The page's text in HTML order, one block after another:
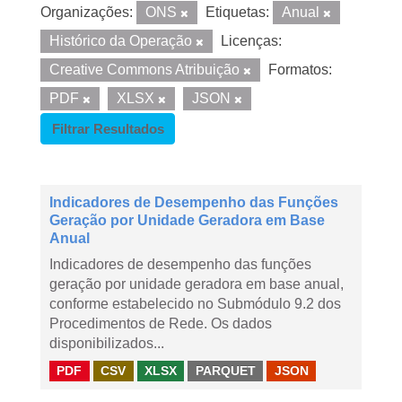
Organizações: ONS Etiquetas:
Anual
Histórico da Operação
Licenças:
Creative Commons Atribuição
Formatos:
PDF
XLSX
JSON
Filtrar Resultados
Indicadores de Desempenho das Funções
Geração por Unidade Geradora em Base
Anual
Indicadores de desempenho das funções
geração por unidade geradora em base anual,
conforme estabelecido no Submódulo 9.2 dos
Procedimentos de Rede. Os dados
disponibilizados...
PDF CSV XLSX PARQUET JSON